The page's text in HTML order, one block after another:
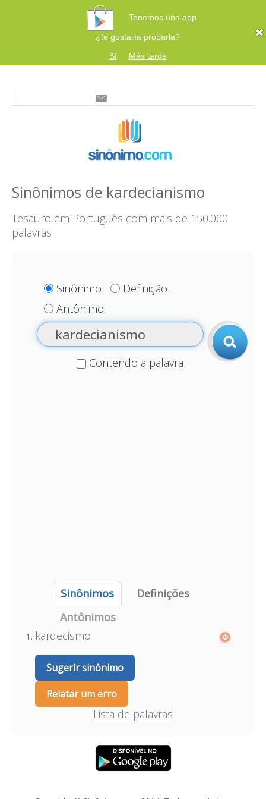
Tenemos una app
¿te gustaría probarla?
Sí
Más tarde
Sinônimos de kardecianismo
Tesauro em Português com mais de 150.000
palavras
Sinônimo
Definição
Antônimo
Contendo a palavra
Sinônimos
Definições
Antônimos
kardecismo
Sugerir sinônimo
Relatar um erro
Lista de palavras